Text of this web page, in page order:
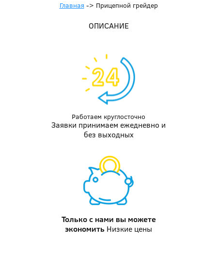
Главная -> Прицепной грейдер
ОПИСАНИЕ
Работаем круглосточно
Заявки принимаем ежедневно и
без выходных
Только с нами вы можете
экономить Низкие цены